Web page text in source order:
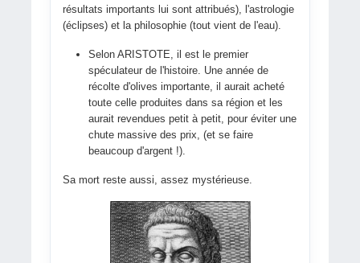
résultats importants lui sont attribués), l'astrologie
(éclipses) et la philosophie (tout vient de l'eau).
Selon ARISTOTE, il est le premier
spéculateur de l'histoire. Une année de
récolte d'olives importante, il aurait acheté
toute celle produites dans sa région et les
aurait revendues petit à petit, pour éviter une
chute massive des prix, (et se faire
beaucoup d'argent !).
Sa mort reste aussi, assez mystérieuse.